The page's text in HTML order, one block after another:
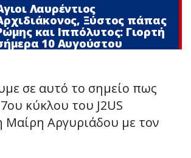
Λαυρέντιος
Ξύστος πάπας
και Ιππόλυτος: Γιορτή
10 Αυγούστου
σε αυτό το σημείο πως
κύκλου του J2US
Μαίρη Αργυριάδου με τον